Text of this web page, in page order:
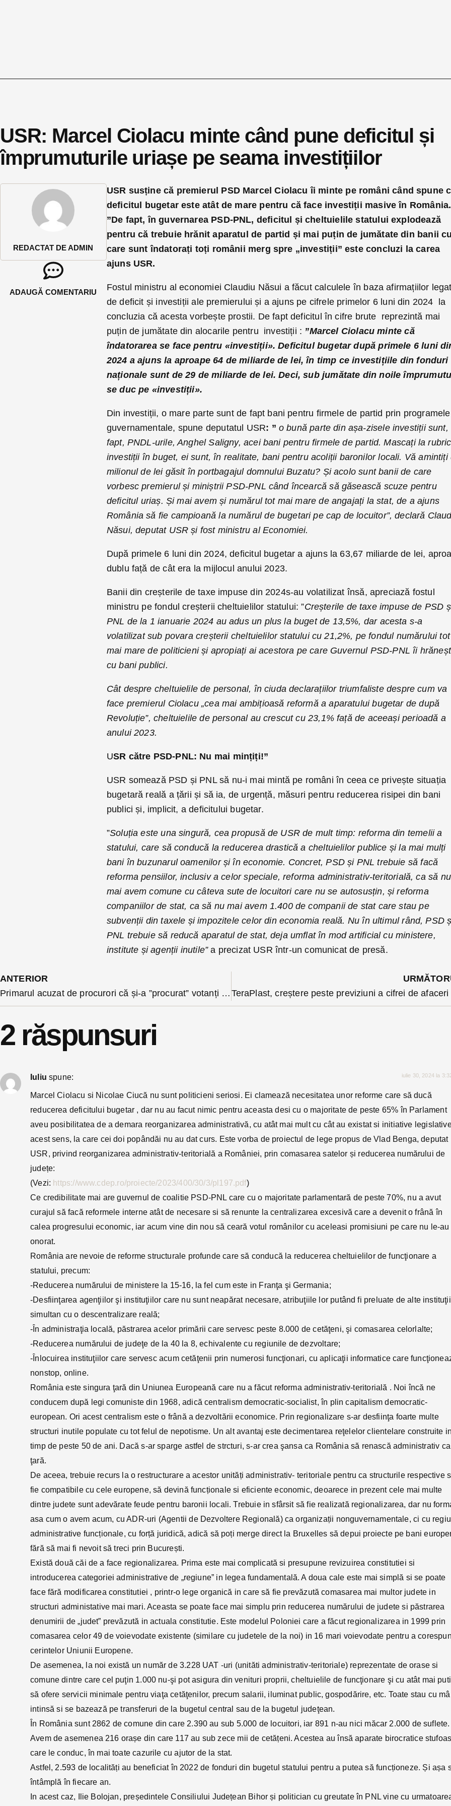
USR: Marcel Ciolacu minte când pune deficitul și
împrumuturile uriașe pe seama investițiilor
REDACTAT DE ADMIN
ADAUGĂ COMENTARIU
USR susține că premierul PSD Marcel Ciolacu îi minte pe români când spune
deficitul bugetar este atât de mare pentru că face investiții masive în România.
”De fapt, în guvernarea PSD-PNL, deficitul și cheltuielile statului explodează
pentru că trebuie hrănit aparatul de partid și mai puțin de jumătate din banii
care sunt îndatorați toți românii merg spre „investiții” este concluzi la carea
ajuns USR.
Fostul ministru al economiei Claudiu Năsui a făcut calculele în baza afirmațiilor
de deficit și investiții ale premierului și a ajuns pe cifrele primelor 6 luni din 2024 la
concluzia că acesta vorbește prostii. De fapt deficitul în cifre brute reprezintă mai
puțin de jumătate din alocarile pentru investiții : ”Marcel Ciolacu minte că
îndatorarea se face pentru «investiții». Deficitul bugetar după primele 6 luni
2024 a ajuns la aproape 64 de miliarde de lei, în timp ce investițiile din fonduri
naționale sunt de 29 de miliarde de lei. Deci, sub jumătate din noile
se duc pe «investiții».
Din investiții, o mare parte sunt de fapt bani pentru firmele de partid prin programele
guvernamentale, spune deputatul USR: ” o bună parte din așa-zisele investiții sunt,
fapt, PNDL-urile, Anghel Saligny, acei bani pentru firmele de partid. Mascați la
investiții în buget, ei sunt, în realitate, bani pentru acoliții baronilor locali. Vă amintiți
milionul de lei găsit în portbagajul domnului Buzatu? Și acolo sunt banii de care
vorbesc premierul și miniștrii PSD-PNL când încearcă să găsească scuze pentru
deficitul uriaș. Și mai avem și numărul tot mai mare de angajați la stat, de a ajuns
România să fie campioană la numărul de bugetari pe cap de locuitor”, declară
Năsui, deputat USR și fost ministru al Economiei.
După primele 6 luni din 2024, deficitul bugetar a ajuns la 63,67 miliarde de lei,
dublu față de cât era la mijlocul anului 2023.
Banii din creșterile de taxe impuse din 2024s-au volatilizat însă, apreciază fostul
ministru pe fondul creșterii cheltuielilor statului: ”Creșterile de taxe impuse de PSD
PNL de la 1 ianuarie 2024 au adus un plus la buget de 13,5%, dar acesta s-a
volatilizat sub povara creșterii cheltuielilor statului cu 21,2%, pe fondul numărului tot
mai mare de politicieni și apropiați ai acestora pe care Guvernul PSD-PNL îi
cu bani publici.
Cât despre cheltuielile de personal, în ciuda declarațiilor triumfaliste despre cum va
face premierul Ciolacu „cea mai ambițioasă reformă a aparatului bugetar de după
Revoluție”, cheltuielile de personal au crescut cu 23,1% față de aceeași perioadă a
anului 2023.
USR către PSD-PNL: Nu mai mințiți!”
USR somează PSD și PNL să nu-i mai mintă pe români în ceea ce privește situația
bugetară reală a țării și să ia, de urgență, măsuri pentru reducerea risipei din bani
publici și, implicit, a deficitului bugetar.
”Soluția este una singură, cea propusă de USR de mult timp: reforma din temelii a
statului, care să conducă la reducerea drastică a cheltuielilor publice și la mai mulți
bani în buzunarul oamenilor și în economie. Concret, PSD și PNL trebuie să facă
reforma pensiilor, inclusiv a celor speciale, reforma administrativ-teritorială, ca să nu
mai avem comune cu câteva sute de locuitori care nu se autosusțin, și reforma
companiilor de stat, ca să nu mai avem 1.400 de companii de stat care stau pe
subvenții din taxele și impozitele celor din economia reală. Nu în ultimul rând, PSD
PNL trebuie să reducă aparatul de stat, deja umflat în mod artificial cu ministere,
institute și agenții inutile”a precizat USR într-un comunicat de presă.
ANTERIOR
Primarul acuzat de procurori că și-a ”procurat” votanți de prin alte localități vrea sa scape de controlul judiciar. Alți doi acuzați din dosar au apelat la judecatori împotriva măsurii
2 răspunsuri
Iuliu spune: iulie 30, 2024 la
Marcel Ciolacu si Nicolae Ciucă nu sunt politicieni seriosi. Ei clamează necesitatea unor reforme care să ducă
reducerea deficitului bugetar , dar nu au facut nimic pentru aceasta desi cu o majoritate de peste 65% în Parlament
aveu posibilitatea de a demara reorganizarea administrativă, cu atât mai mult cu cât au existat si initiative
acest sens, la care cei doi popândăi nu au dat curs. Este vorba de proiectul de lege propus de Vlad Benga, deputat
USR, privind reorganizarea administrativ-teritorială a României, prin comasarea satelor și reducerea numărului de
județe:
(Vezi: https://www.cdep.ro/proiecte/2023/400/30/3/pl197.pdf)
Ce credibilitate mai are guvernul de coalitie PSD-PNL care cu o majoritate parlamentară de peste 70%, nu a avut
curajul să facă reformele interne atât de necesare si să renunte la centralizarea excesivă care a devenit o frână în
calea progresului economic, iar acum vine din nou să ceară votul românilor cu aceleasi promisiuni pe care nu le-au
onorat.
România are nevoie de reforme structurale profunde care să conducă la reducerea cheltuielilor de funcţionare a
statului, precum:
-Reducerea numărului de ministere la 15-16, la fel cum este in Franţa şi Germania;
-Desfiinţarea agenţiilor şi instituţiilor care nu sunt neapărat necesare, atribuţiile lor putând fi preluate de alte
simultan cu o descentralizare reală;
-În administraţia locală, păstrarea acelor primării care servesc peste 8.000 de cetăţeni, şi comasarea celorlalte;
-Reducerea numărului de judeţe de la 40 la 8, echivalente cu regiunile de dezvoltare;
-Înlocuirea instituţiilor care servesc acum cetăţenii prin numerosi funcţionari, cu aplicaţii informatice care
nonstop, online.
România este singura ţară din Uniunea Europeană care nu a făcut reforma administrativ-teritorială . Noi încă ne
conducem după legi comuniste din 1968, adică centralism democratic-socialist, în plin capitalism democratic-
european. Ori acest centralism este o frână a dezvoltării economice. Prin regionalizare s-ar desfiinţa foarte multe
structuri inutile populate cu tot felul de nepotisme. Un alt avantaj este decimentarea reţelelor clientelare construite
timp de peste 50 de ani. Dacă s-ar sparge astfel de strcturi, s-ar crea şansa ca România să renască administrativ ca
ţară.
De aceea, trebuie recurs la o restructurare a acestor unități administrativ- teritoriale pentru ca structurile respective
fie compatibile cu cele europene, să devină funcționale si eficiente economic, deoarece in prezent cele mai multe
dintre judete sunt adevărate feude pentru baronii locali. Trebuie in sfârsit să fie realizată regionalizarea, dar nu
asa cum o avem acum, cu ADR-uri (Agentii de Dezvoltere Regională) ca organizații nonguvernamentale, ci cu
administrative funcționale, cu forță juridică, adică să poți merge direct la Bruxelles să depui proiecte pe bani
fără să mai fi nevoit să treci prin București.
Există două căi de a face regionalizarea. Prima este mai complicată si presupune revizuirea constitutiei si
introducerea categoriei administrative de „regiune” in legea fundamentală. A doua cale este mai simplă si se poate
face fără modificarea constitutiei , printr-o lege organică in care să fie prevăzută comasarea mai multor judete in
structuri administative mai mari. Aceasta se poate face mai simplu prin reducerea numărului de judete si păstrarea
denumirii de „judet” prevăzută in actuala constitutie. Este modelul Poloniei care a făcut regionalizarea in 1999 prin
comasarea celor 49 de voievodate existente (similare cu judetele de la noi) in 16 mari voievodate pentru a
cerintelor Uniunii Europene.
De asemenea, la noi există un număr de 3.228 UAT -uri (unităti administrativ-teritoriale) reprezentate de orase si
comune dintre care cel puţin 1.000 nu-şi pot asigura din venituri proprii, cheltuielile de funcţionare şi cu atât mai
să ofere servicii minimale pentru viaţa cetăţenilor, precum salarii, iluminat public, gospodărire, etc. Toate stau cu
intinsă si se bazează pe transferuri de la bugetul central sau de la bugetul judeţean.
În România sunt 2862 de comune din care 2.390 au sub 5.000 de locuitori, iar 891 n-au nici măcar 2.000 de suflete.
Avem de asemenea 216 orașe din care 117 au sub zece mii de cetățeni. Acestea au însă aparate birocratice
care le conduc, în mai toate cazurile cu ajutor de la stat.
Astfel, 2.593 de localități au beneficiat în 2022 de fonduri din bugetul statului pentru a putea să funcționeze. Și așa
întâmplă în fiecare an.
In acest caz, Ilie Bolojan, președintele Consiliului Județean Bihor și politician cu greutate în PNL vine cu